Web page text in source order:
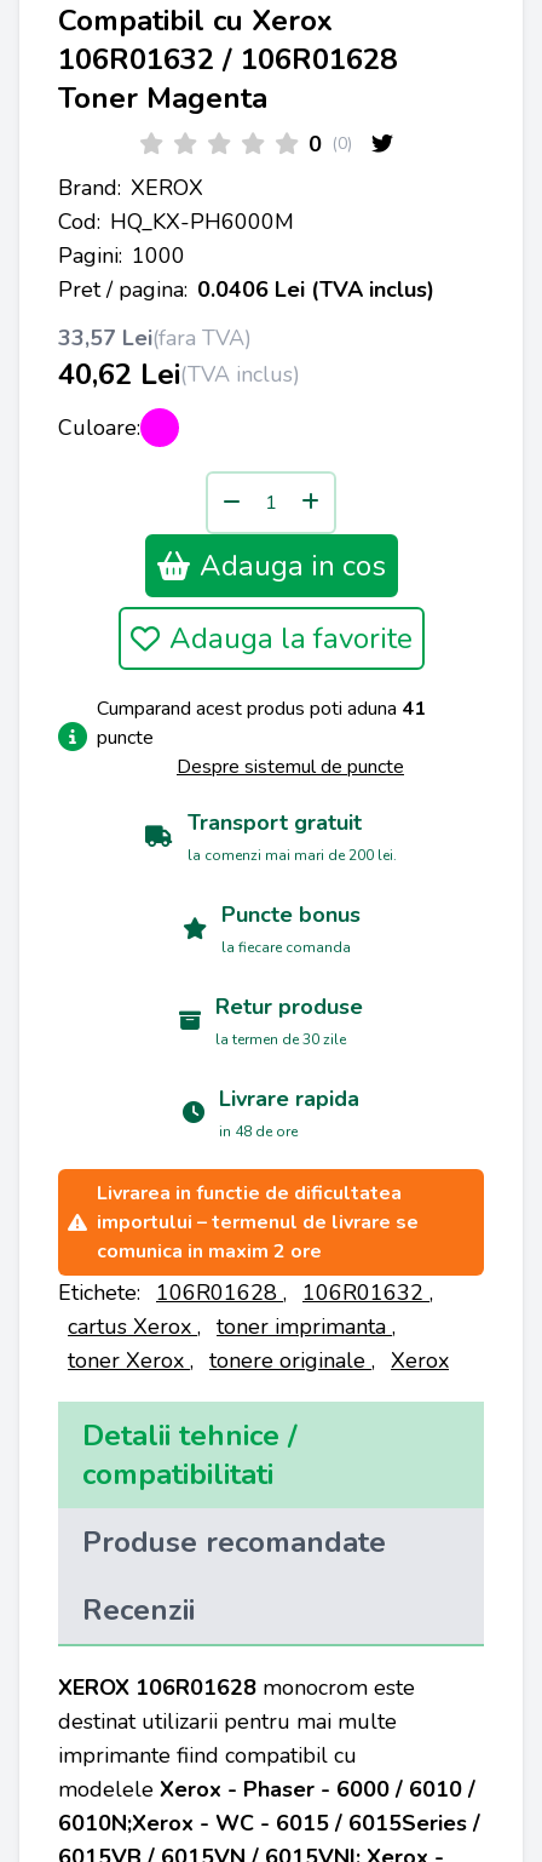
Compatibil cu Xerox
106R01632 / 106R01628
Toner Magenta
0 (0)
Brand: XEROX
Cod: HQ_KX-PH6000M
Pagini: 1000
Pret / pagina: 0.0406 Lei (TVA inclus)
33,57 Lei(fara TVA)
40,62 Lei(TVA inclus)
Culoare:
Adauga in cos
Adauga la favorite
Cumparand acest produs poti aduna 41
puncte
Despre sistemul de puncte
Transport gratuit
la comenzi mai mari de 200 lei.
Puncte bonus
la fiecare comanda
Retur produse
la termen de 30 zile
Livrare rapida
in 48 de ore
Livrarea in functie de dificultatea
importului – termenul de livrare se
comunica in maxim 2 ore
Etichete: 106R01628 , 106R01632 ,
cartus Xerox , toner imprimanta ,
toner Xerox , tonere originale , Xerox
Detalii tehnice /
compatibilitati
Produse recomandate
Recenzii
XEROX 106R01628 monocrom este
destinat utilizarii pentru mai multe
imprimante fiind compatibil cu
modelele Xerox - Phaser - 6000 / 6010 /
6010N;Xerox - WC - 6015 / 6015Series /